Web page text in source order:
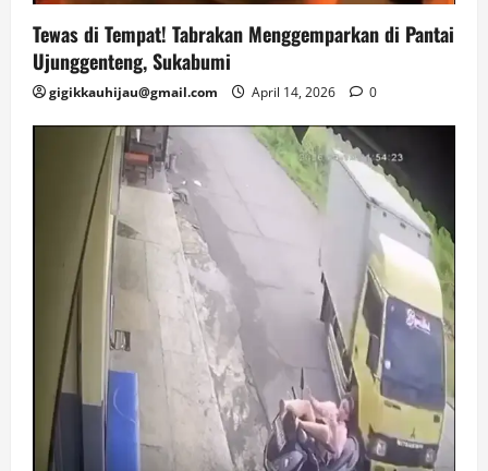
Tewas di Tempat! Tabrakan Menggemparkan di Pantai
Ujunggenteng, Sukabumi
gigikkauhijau@gmail.com April 14, 2026 0